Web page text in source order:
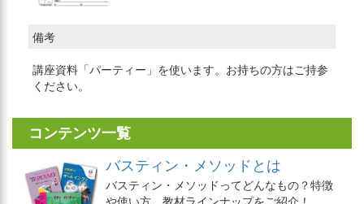
備考
講座資料「パーティー」を使います。お持ちの方はご持参
ください。
コンテンツ一覧
バスティン・メソッドとは
バスティン・メソッドってどんなもの？特徴